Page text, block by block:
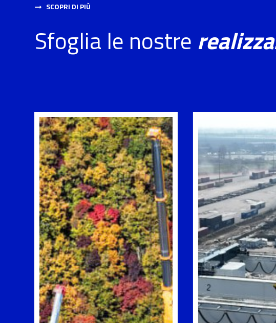
SCOPRI DI PIÙ
Sfoglia le nostre
COSTRUZIONE
E
MANUTENZIONE/GLOBAL
SERVICE
DI
STRADE
ED
AUTOSTRADE
IN
E